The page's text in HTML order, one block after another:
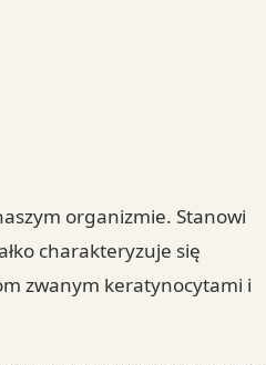
organizmie. Stanowi
charakteryzuje się
zwanym keratynocytami i